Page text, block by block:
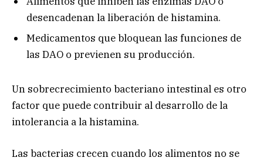
desencadenan la liberación de histamina.
Medicamentos que bloquean las funciones de
las DAO o previenen su producción.
Un sobrecrecimiento bacteriano intestinal es otro
factor que puede contribuir al desarrollo de la
intolerancia a la histamina.
Las bacterias crecen cuando los alimentos no se